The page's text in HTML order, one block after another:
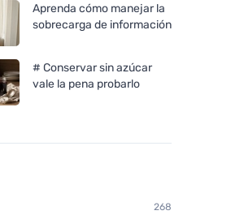
Aprenda cómo manejar la
sobrecarga de información
# Conservar sin azúcar
vale la pena probarlo
268